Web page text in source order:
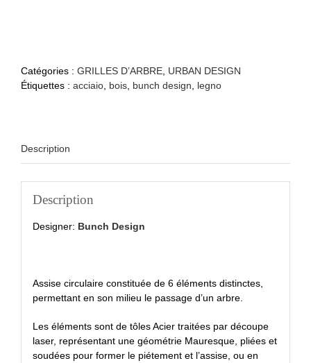
Catégories : GRILLES D’ARBRE URBAN DESIGN
Étiquettes : acciaio bois bunch design legno
Description
Description
Designer: Bunch Design
Assise circulaire constituée de 6 éléments distinctes,
permettant en son milieu le passage d’un arbre.
Les éléments sont de tôles Acier traitées par découpe
laser, représentant une géométrie Mauresque, pliées et
soudées pour former le piétement et l’assise, ou en